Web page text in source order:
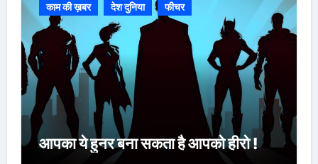
काम की ख़बर
देश दुनिया फीचर
आपका ये हुनर बना सकता है आपको हीरो !